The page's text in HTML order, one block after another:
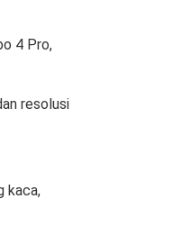
4 Pro,
resolusi
kaca,